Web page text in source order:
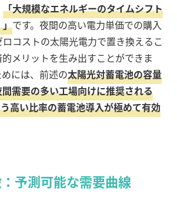
「大規模なエネルギーのタイムシフト
」です。夜間の高い電力単価での購入
コストの太陽光電力で置き換えるこ
メリットを生み出すことができま
には、前述の太陽光対蓄電池の容量
需要の多い工場向けに推奨される
高い比率の蓄電池導入が極めて有効
予測可能な需要曲線